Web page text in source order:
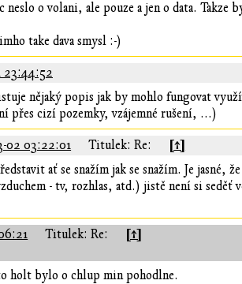
o volani, ale pouze a jen o data.
take dava smysl :-)
23:44:52
nějaký popis jak by mohlo fungovat
přes cizí pozemky, vzájemné rušení, ...)
02 03:22:01 Titulek: Re: [↑]
ať se snažím jak se snažím. Je
- tv, rozhlas, atd.) jistě není si seděť
Titulek: Re: [↑]
holt bylo o chlup min pohodlne.